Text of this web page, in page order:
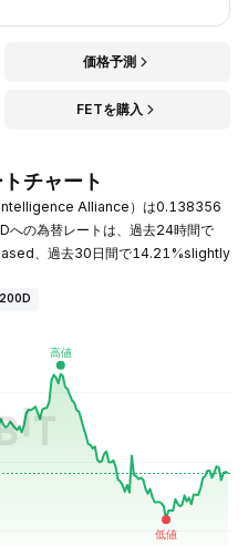
価格予測
FETを購入
チャート
Alliance）は0.138356
への為替レートは、過去24時間で
、過去30日間で14.21%slightly
200D